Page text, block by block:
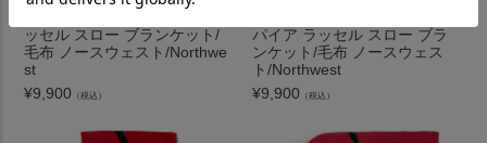
ッセル スロー ブランケット/
毛布 ノースウェスト/Northwe
st
¥9,900 （税込）
パイア ラッセル スロー ブラ
ンケット/毛布 ノースウェス
ト/Northwest
¥9,900 （税込）